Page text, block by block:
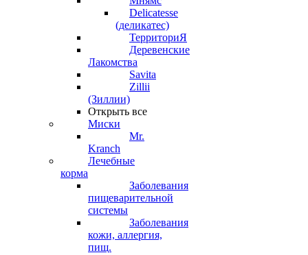
Delicatesse
(деликатес)
ТерриториЯ
Деревенские
Лакомства
Savita
Zillii
(Зиллии)
Открыть все
Миски
Mr.
Kranch
Лечебные
корма
Заболевания
пищеварительной
системы
Заболевания
кожи, аллергия,
пищ.